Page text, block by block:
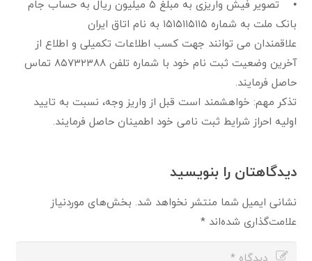
• تصویر فیش واریزی به مبلغ ۵ میلیون ریال به حساب جام
بانک ملت به شماره ۱۵۱۵۱۱۵۱۱۵ به نام اتاق ایران
علاقمندان می توانند جهت کسب اطلاعات تکمیلی و اطلاع از
آخرین وضعیت ثبت نام خود با شماره تلفن ۸۵۷۳۲۳۸۸ تماس
حاصل فرمایند.
تذکر مهم: خواهشمند است قبل از واریز وجه، نسبت به تایید
اولیه احراز شرایط ثبت نامی خود اطمینان حاصل فرمایند.
دیدگاهتان را بنویسید
نشانی ایمیل شما منتشر نخواهد شد. بخش‌های موردنیاز
علامت‌گذاری شده‌اند*